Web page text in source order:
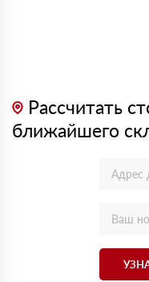
Рассчитать
ближайшего